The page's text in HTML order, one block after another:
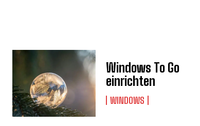
Windows To Go
einrichten
WINDOWS